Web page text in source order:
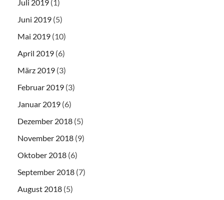
Juli 2019 (1)
Juni 2019 (5)
Mai 2019 (10)
April 2019 (6)
März 2019 (3)
Februar 2019 (3)
Januar 2019 (6)
Dezember 2018 (5)
November 2018 (9)
Oktober 2018 (6)
September 2018 (7)
August 2018 (5)